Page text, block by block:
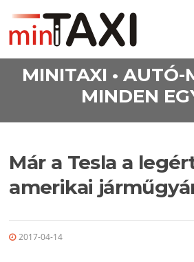
MINITAXI • AUTÓ-
MINDEN
Már a Tesla a
amerikai
2017-04-14